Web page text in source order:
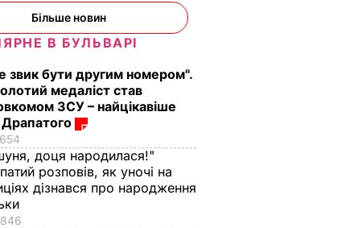
Більше новин
В БУЛЬВАРІ
звик бути другим номером".
медаліст став
ЗСУ – найцікавіше
доця народилася!"
розповів, як уночі на
дізнався про народження